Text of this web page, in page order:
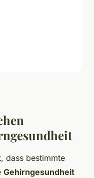
dass bestimmte
Gehirngesundheit